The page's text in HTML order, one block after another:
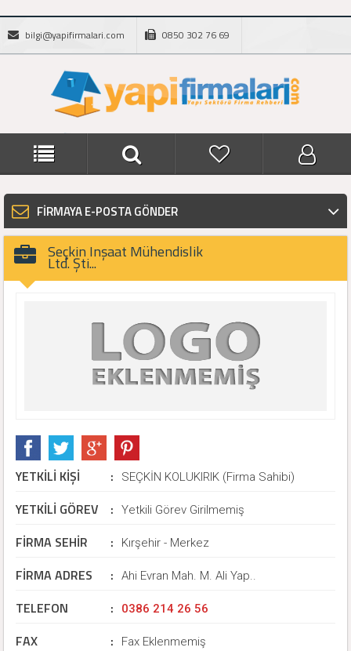
bilgi@yapifirmalari.com 0850 302 76 69
FİRMAYA E-POSTA GÖNDER
Seçkin Inşaat Mühendislik
Ltd. Şti...
YETKİLİ KİŞİ : SEÇKİN KOLUKIRIK (Firma Sahibi)
YETKİLİ GÖREV : Yetkili Görev Girilmemiş
FİRMA SEHİR : Kırşehir - Merkez
FİRMA ADRES : Ahi Evran Mah. M. Ali Yap..
TELEFON : 0386 214 26 56
FAX : Fax Eklenmemiş